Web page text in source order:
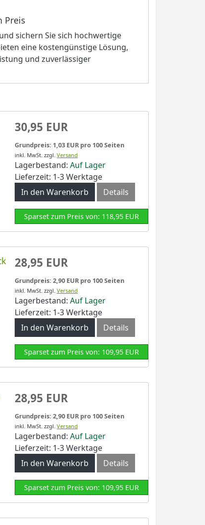
Preis
sichern Sie sich hochwertige
eine kostengünstige Lösung,
und zuverlässiger
30,95 EUR
Grundpreis: 1,03 EUR pro 100 Seiten
inkl. MwSt. zzgl. Versand
Lagerbestand: Auf Lager
Lieferzeit: 1-3 Werktage
In den Warenkorb
Details
Sparset zum Preis von: 118,95 EUR
28,95 EUR
Grundpreis: 2,90 EUR pro 100 Seiten
inkl. MwSt. zzgl. Versand
Lagerbestand: Auf Lager
Lieferzeit: 1-3 Werktage
In den Warenkorb
Details
Sparset zum Preis von: 109,95 EUR
28,95 EUR
Grundpreis: 2,90 EUR pro 100 Seiten
inkl. MwSt. zzgl. Versand
Lagerbestand: Auf Lager
Lieferzeit: 1-3 Werktage
In den Warenkorb
Details
Sparset zum Preis von: 109,95 EUR